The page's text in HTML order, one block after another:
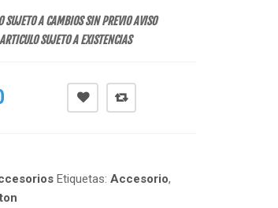
SUJETO A CAMBIOS SIN PREVIO AVISO
ARTICULO SUJETO A EXISTENCIAS
Etiquetas:Accesorio,